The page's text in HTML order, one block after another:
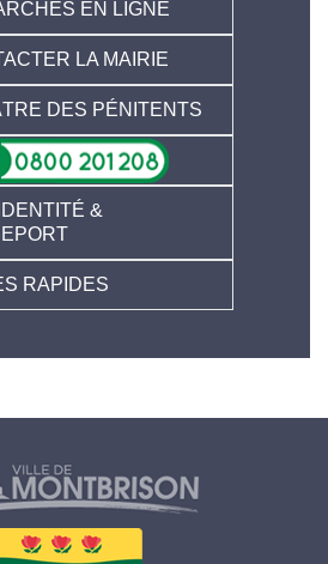
EN LIGNE
LA MAIRIE
DES PÉNITENTS
&
RAPIDES